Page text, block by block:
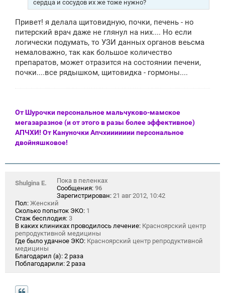
сердца и сосудов их же тоже нужно?
Привет! я делала щитовидную, почки, печень - но
питерский врач даже не глянул на них.... Но если
логически подумать, то УЗИ данных органов веьсма
немаловажно, так как большое количество
препаратов, может отразится на состоянии печени,
почки....все рядышком, щитовидка - гормоны....
От Шурочки персональное мальчуково-мамское
мегазаразное (и от этого в разы более эффективное)
АПЧХИ! От Кануночки Апчхиииииии персональное
двойняшковое!
Shulgina E.
Пока в пеленках
Сообщения: 96
Зарегистрирован: 21 авг 2012, 10:42
Пол: Женский
Сколько попыток ЭКО: 1
Стаж бесплодия: 3
В каких клиниках проводилось лечение: Красноярский центр
репродуктивной медицины
Где было удачное ЭКО: Красноярский центр репродуктивной
медицины
Благодарил (а): 2 раза
Поблагодарили: 2 раза